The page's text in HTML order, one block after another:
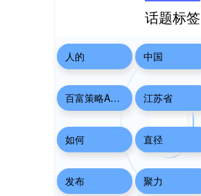
话题标签
人的 中国
百富策略APP下载 江苏省
如何 直径
发布 聚力